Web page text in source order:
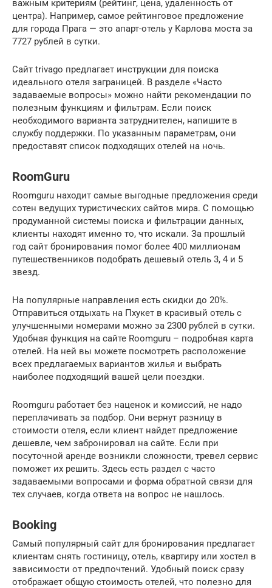
важным критериям (рейтинг, цена, удаленность от
центра). Например, самое рейтинговое предложение
для города Прага — это апарт-отель у Карлова моста за
7727 рублей в сутки.
Сайт trivago предлагает инструкции для поиска
идеального отеля заграницей. В разделе «Часто
задаваемые вопросы» можно найти рекомендации по
полезным функциям и фильтрам. Если поиск
необходимого варианта затруднителен, напишите в
службу поддержки. По указанным параметрам, они
предоставят список подходящих отелей на ночь.
RoomGuru
Roomguru находит самые выгодные предложения среди
сотен ведущих туристических сайтов мира. С помощью
продуманной системы поиска и фильтрации данных,
клиенты находят именно то, что искали. За прошлый
год сайт бронирования помог более 400 миллионам
путешественников подобрать дешевый отель 3, 4 и 5
звезд.
На популярные направления есть скидки до 20%.
Отправиться отдыхать на Пхукет в красивый отель с
улучшенными номерами можно за 2300 рублей в сутки.
Удобная функция на сайте Roomguru – подробная карта
отелей. На ней вы можете посмотреть расположение
всех предлагаемых вариантов жилья и выбрать
наиболее подходящий вашей цели поездки.
Roomguru работает без наценок и комиссий, не надо
переплачивать за подбор. Они вернут разницу в
стоимости отеля, если клиент найдет предложение
дешевле, чем забронировал на сайте. Если при
посуточной аренде возникли сложности, тревел сервис
поможет их решить. Здесь есть раздел с часто
задаваемыми вопросами и форма обратной связи для
тех случаев, когда ответа на вопрос не нашлось.
Booking
Самый популярный сайт для бронирования предлагает
клиентам снять гостиницу, отель, квартиру или хостел в
зависимости от предпочтений. Удобный поиск сразу
отображает общую стоимость отелей, что полезно для